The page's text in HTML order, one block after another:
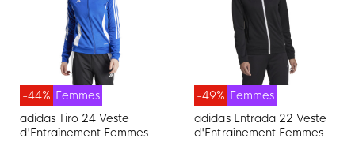
-44% Femmes
adidas Tiro 24 Veste
d'Entraînement Femmes
-49% Femmes
adidas Entrada 22 Veste
d'Entraînement Femmes